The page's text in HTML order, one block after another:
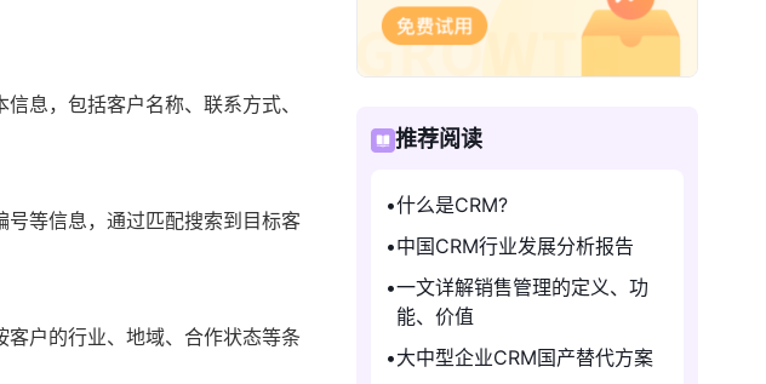
息，包括客户名称、联系方式、
等信息，通过匹配搜索到目标客
户的行业、地域、合作状态等条
推荐阅读
什么是CRM?
中国CRM行业发展分析报告
一文详解销售管理的定义、功
能、价值
大中型企业CRM国产替代方案